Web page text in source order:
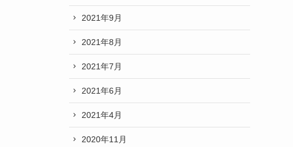
2021年9月
2021年8月
2021年7月
2021年6月
2021年4月
2020年11月